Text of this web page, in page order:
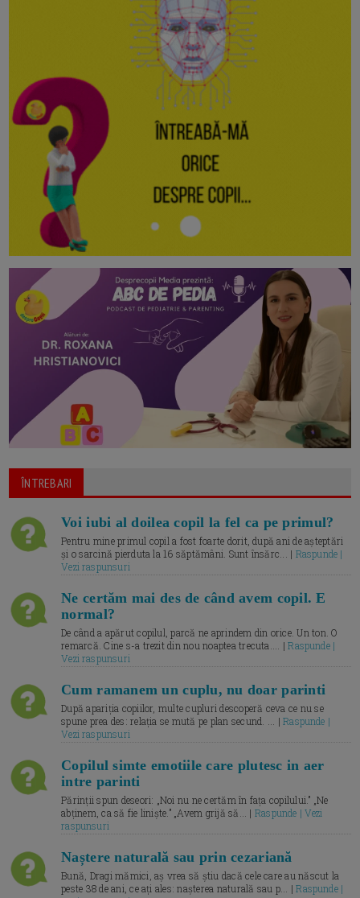
ÎNTREBARI
Voi iubi al doilea copil la fel ca pe primul?
Pentru mine primul copil a fost foarte dorit, după ani de așteptări
și o sarcină pierduta la 16 săptămâni. Sunt însărc... | Raspunde |
Vezi raspunsuri
Ne certăm mai des de când avem copil. E
normal?
De când a apărut copilul, parcă ne aprindem din orice. Un ton. O
remarcă. Cine s-a trezit din nou noaptea trecuta.... |Raspunde |
Vezi raspunsuri
Cum ramanem un cuplu, nu doar parinti
După apariția copiilor, multe cupluri descoperă ceva ce nu se
spune prea des: relația se mută pe plan secund. ... |Raspunde |
Vezi raspunsuri
Copilul simte emotiile care plutesc in aer
intre parinti
Părinții spun deseori: „Noi nu ne certăm în fața copilului.” „Ne
abținem, ca să fie liniște.” „Avem grijă să... | Raspunde | Vezi
raspunsuri
Naștere naturală sau prin cezariană
Bună, Dragi mămici, aș vrea să știu dacă cele care au născut la
peste 38 de ani, ce ați ales: nașterea naturală sau p... |Raspunde |